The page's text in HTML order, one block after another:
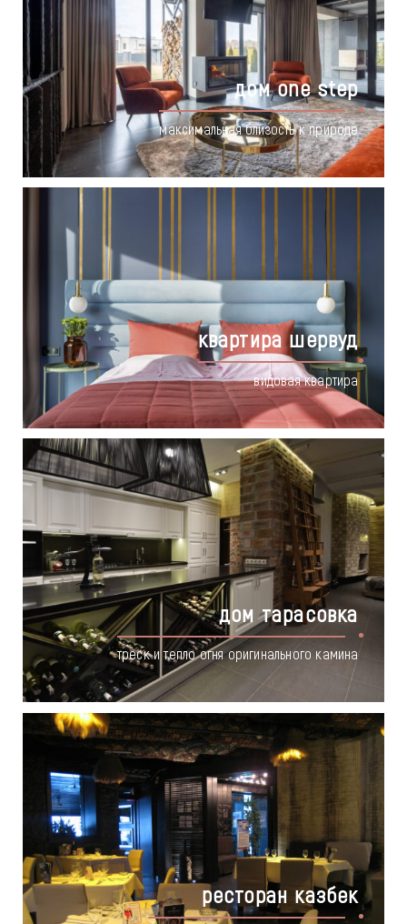
дом one step
максимальная близость к природе
квартира шервуд
видовая квартира
дом тарасовка
треск и тепло огня оригинального камина
ресторан казбек